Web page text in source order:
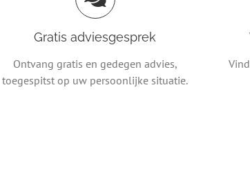
Gratis adviesgesprek
Ontvang gratis en gedegen advies,
toegespitst op uw persoonlijke situatie.